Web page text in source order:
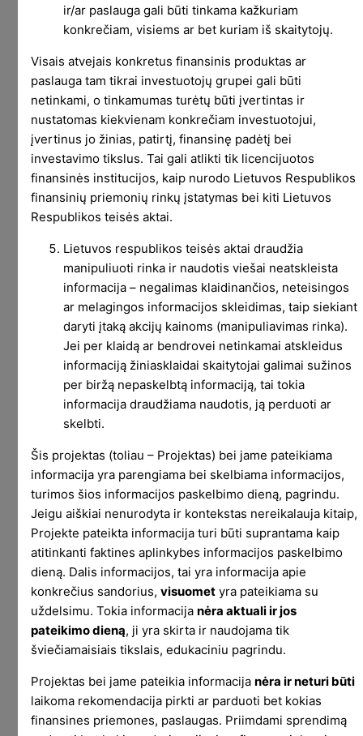
Šio prekybos pasirinkimo sandoriais
eksperimento rezultatus pirmiausia įvertinsiu
paprasčiausiu būdu, o tuomet aprašysiu ir
sudėtingesnį vertinimo būdą. Vieno teisingo
vertinimo nėra. Svarbiausia žinoti, ką nori
suskaičiuoti ir kodėl.
Kiek būčiau uždirbęs investavęs tiek pat į NRZ ?
Paprasčiausias būdas palyginti rezultatą, tai
pažiūrėti, kiek būtų uždirbęs investuotojas, į NRZ
USD, kuriuos skyriau šiam eksperimentui.
Primenu, jog prekyba pasirinkimo sandoriais per
šį laikotarpį sugeneravo
281.11 USD
2020 birželio 3 dieną už 1600 USD būtų buvę
galima nupirkti 188 vienetus NRZ. Iki gruodžio 3
dienos tokiu atveju būtumėm susirinkę 2
dividendų mokėjimus, kuriuos, savaime
suprantama, būtumėm reinvestavę į NRZ. Tad
turėtumėm 1860.52 USD arba262.52 USDpelno.
Tai va, trumpas atsakymas, 6 mėnesius drožti
rinką ir tarkuoti buy sell mygtukus veda prie
17.59%grąžos, o tiesiog pirkimas 16.43%
grąžos (vertinant nuo alokuoto kapitalo). Dar
kartą įrodėm, kad investuoti geriau, nei
spekuliuoti, ačiū geros dienos.
Nevisai. Paveikslas gali būti vertas tūkstančio
žodžių.
ir/ar paslauga gali būti tinkama kažkuriam
konkrečiam, visiems ar bet kuriam iš skaitytojų.
Visais atvejais konkretus finansinis produktas ar
paslauga tam tikrai investuotojų grupei gali būti
netinkami, o tinkamumas turėtų būti įvertintas ir
nustatomas kiekvienam konkrečiam investuotojui,
įvertinus jo žinias, patirtį, finansinę padėtį bei
investavimo tikslus. Tai gali atlikti tik licencijuotos
finansinės institucijos, kaip nurodo Lietuvos Respublikos
finansinių priemonių rinkų įstatymas bei kiti Lietuvos
Respublikos teisės aktai.
Lietuvos respublikos teisės aktai draudžia
manipuliuoti rinka ir naudotis viešai neatskleista
informacija – negalimas klaidinančios, neteisingos
ar melagingos informacijos skleidimas, taip siekiant
daryti įtaką akcijų kainoms (manipuliavimas rinka).
Jei per klaidą ar bendrovei netinkamai atskleidus
informaciją žiniasklaidai skaitytojai galimai sužinos
per biržą nepaskelbtą informaciją, tai tokia
informacija draudžiama naudotis, ją perduoti ar
skelbti.
Šis projektas (toliau – Projektas) bei jame pateikiama
informacija yra parengiama bei skelbiama informacijos,
turimos šios informacijos paskelbimo dieną, pagrindu.
Jeigu aiškiai nenurodyta ir kontekstas nereikalauja kitaip,
Projekte pateikta informacija turi būti suprantama kaip
atitinkanti faktines aplinkybes informacijos paskelbimo
dieną. Dalis informacijos, tai yra informacija apie
konkrečius sandorius,visuomet yra pateikiama su
uždelsimu. Tokia informacijanėra aktuali ir jos
pateikimo dieną, ji yra skirta ir naudojama tik
šviečiamaisiais tikslais, edukaciniu pagrindu.
Projektas bei jame pateikia informacijanėra ir neturi būti
laikoma rekomendacija pirkti ar parduoti bet kokias
finansines priemones, paslaugas. Priimdami sprendimą